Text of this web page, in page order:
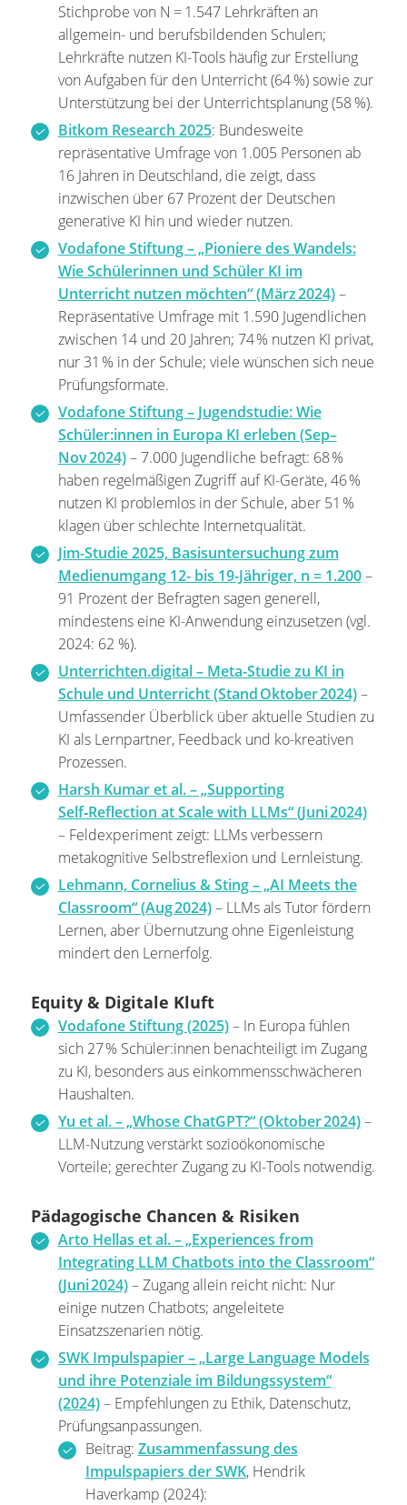
Stichprobe von N = 1.547 Lehrkräften an
allgemein- und berufsbildenden Schulen;
Lehrkräfte nutzen KI-Tools häufig zur Erstellung
von Aufgaben für den Unterricht (64 %) sowie zur
Unterstützung bei der Unterrichtsplanung (58 %).
Bitkom Research 2025: Bundesweite
repräsentative Umfrage von 1.005 Personen ab
16 Jahren in Deutschland, die zeigt, dass
inzwischen über 67 Prozent der Deutschen
generative KI hin und wieder nutzen.
Vodafone Stiftung – „Pioniere des Wandels:
Wie Schülerinnen und Schüler KI im
Unterricht nutzen möchten“ (März 2024)–
Repräsentative Umfrage mit 1.590 Jugendlichen
zwischen 14 und 20 Jahren; 74 % nutzen KI privat,
nur 31 % in der Schule; viele wünschen sich neue
Prüfungsformate.
Vodafone Stiftung – Jugendstudie: Wie
Schüler:innen in Europa KI erleben (Sep–
Nov 2024)– 7.000 Jugendliche befragt: 68 %
haben regelmäßigen Zugriff auf KI-Geräte, 46 %
nutzen KI problemlos in der Schule, aber 51 %
klagen über schlechte Internetqualität.
Jim-Studie 2025, Basisuntersuchung zum
Medienumgang 12- bis 19-Jähriger, n = 1.200–
91 Prozent der Befragten sagen generell,
mindestens eine KI-Anwendung einzusetzen (vgl.
2024: 62 %).
Unterrichten.digital – Meta-Studie zu KI in
Schule und Unterricht (Stand Oktober 2024)–
Umfassender Überblick über aktuelle Studien zu
KI als Lernpartner, Feedback und ko-kreativen
Prozessen.
Harsh Kumar et al. – „Supporting
Self‑Reflection at Scale with LLMs“ (Juni 2024)
– Feldexperiment zeigt: LLMs verbessern
metakognitive Selbstreflexion und Lernleistung.
Lehmann, Cornelius & Sting – „AI Meets the
Classroom“ (Aug 2024)– LLMs als Tutor fördern
Lernen, aber Übernutzung ohne Eigenleistung
mindert den Lernerfolg.
Equity & Digitale Kluft
Vodafone Stiftung (2025)– In Europa fühlen
sich 27 % Schüler:innen benachteiligt im Zugang
zu KI, besonders aus einkommensschwächeren
Haushalten.
Yu et al. – „Whose ChatGPT?“ (Oktober 2024)–
LLM-Nutzung verstärkt sozioökonomische
Vorteile; gerechter Zugang zu KI-Tools notwendig.
Pädagogische Chancen & Risiken
Arto Hellas et al. – „Experiences from
Integrating LLM Chatbots into the Classroom“
(Juni 2024)– Zugang allein reicht nicht: Nur
einige nutzen Chatbots; angeleitete
Einsatzszenarien nötig.
SWK Impulspapier – „Large Language Models
und ihre Potenziale im Bildungssystem“
(2024)– Empfehlungen zu Ethik, Datenschutz,
Prüfungsanpassungen.
Beitrag: Zusammenfassung des
Impulspapiers der SWK, Hendrik
Haverkamp (2024):